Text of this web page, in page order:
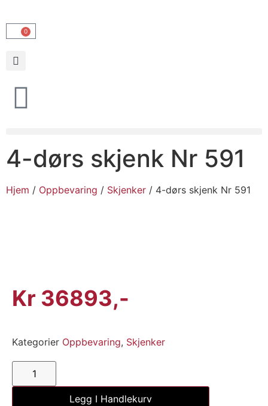
0
4-dørs skjenk Nr 591
Hjem / Oppbevaring / Skjenker / 4-dørs skjenk Nr 591
Kr 36893
Kategorier Oppbevaring, Skjenker
Legg I Handlekurv